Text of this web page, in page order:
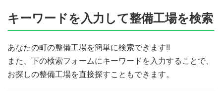
キーワードを入力して整備工場を検索
あなたの町の整備工場を簡単に検索できます!!
また、下の検索フォームにキーワードを入力することで、
お探しの整備工場を直接探すこともできます。